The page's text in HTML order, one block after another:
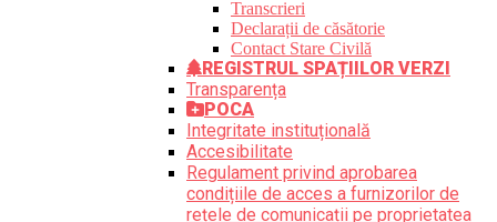
Transcrieri
Declarații de căsătorie
Contact Stare Civilă
REGISTRUL SPAȚIILOR VERZI
Transparența
POCA
Integritate instituțională
Accesibilitate
Regulament privind aprobarea
condițiile de acces a furnizorilor de
rețele de comunicații pe proprietatea